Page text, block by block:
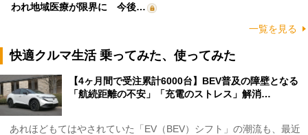
われ地域医療が限界に 今後…
一覧を見る
快適クルマ生活 乗ってみた、使ってみた
【4ヶ月間で受注累計6000台】BEV普及の障壁となる
「航続距離の不安」「充電のストレス」解消…
あれほどもてはやされていた「EV（BEV）シフト」の潮流も、最近